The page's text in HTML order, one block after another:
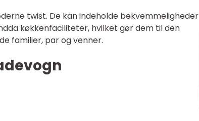
twist. De kan indeholde bekvemmeligheder
køkkenfaciliteter, hvilket gør dem til den
familier, par og venner.